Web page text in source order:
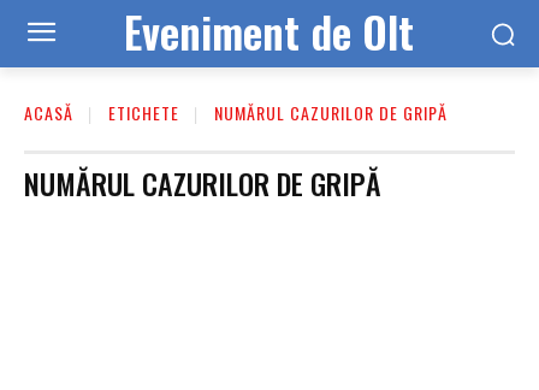
Eveniment de Olt
ACASĂ ETICHETE NUMĂRUL CAZURILOR DE GRIPĂ
NUMĂRUL CAZURILOR DE GRIPĂ